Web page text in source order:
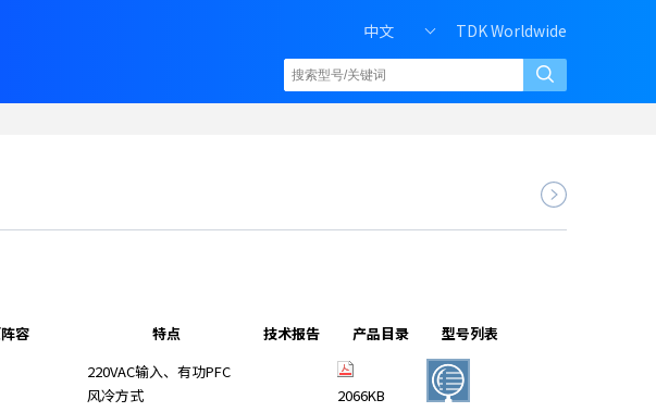
中文 TDK Worldwide
容 特点 技术报告 产品目录 型号列表
220VAC输入、有功PFC
风冷方式
2066KB